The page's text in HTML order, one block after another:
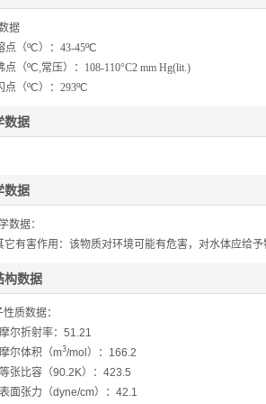
据
点（ºC）：43-45ºC
点（ºC, 常压）： 108-110°C2 mm Hg(lit.)
点（ºC）： 293ºC
数据
数据
数据：
它有害作用：该物质对环境可能有危害，对水体应给予
构数据
质数据：
摩尔折射率： 51.21
摩尔体积（m3/mol）： 166.2
等张比容（90.2K）： 423.5
表面张力（dyne/cm）： 42.1